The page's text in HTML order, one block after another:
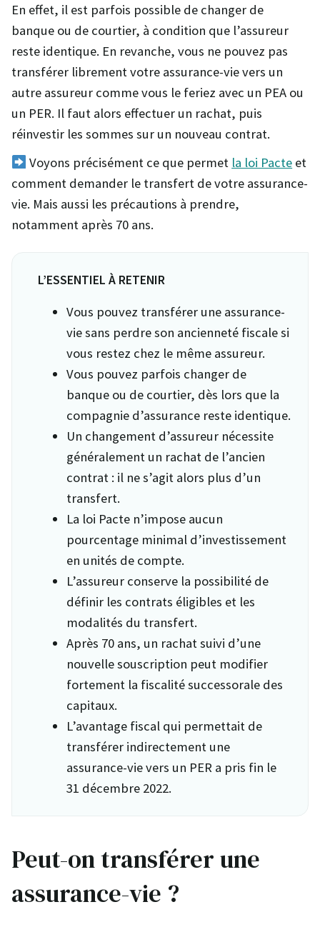
En effet, il est parfois possible de changer de
banque ou de courtier, à condition que l’assureur
reste identique. En revanche, vous ne pouvez pas
transférer librement votre assurance-vie vers un
autre assureur comme vous le feriez avec un PEA ou
un PER. Il faut alors effectuer un rachat, puis
réinvestir les sommes sur un nouveau contrat.
Voyons précisément ce que permet la loi Pacte et
comment demander le transfert de votre assurance-
vie. Mais aussi les précautions à prendre,
notamment après 70 ans.
L’ESSENTIEL À RETENIR
Vous pouvez transférer une assurance-
vie sans perdre son ancienneté fiscale si
vous restez chez le même assureur.
Vous pouvez parfois changer de
banque ou de courtier, dès lors que la
compagnie d’assurance reste identique.
Un changement d’assureur nécessite
généralement un rachat de l’ancien
contrat : il ne s’agit alors plus d’un
transfert.
La loi Pacte n’impose aucun
pourcentage minimal d’investissement
en unités de compte.
L’assureur conserve la possibilité de
définir les contrats éligibles et les
modalités du transfert.
Après 70 ans, un rachat suivi d’une
nouvelle souscription peut modifier
fortement la fiscalité successorale des
capitaux.
L’avantage fiscal qui permettait de
transférer indirectement une
assurance-vie vers un PER a pris fin le
31 décembre 2022.
Peut-on transférer une
assurance-vie ?